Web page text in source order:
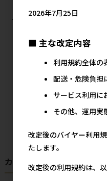
［ペティオ］犬雅 唐草ベストハ
ーネス M レッド
カテゴリから探す
2026年7月25日
■ 主な改定内容
利用規約全体の
配送・危険負担
サービス利用に
その他、運用実
改定後のバイヤー利用
たします。
改定後の利用規約は、